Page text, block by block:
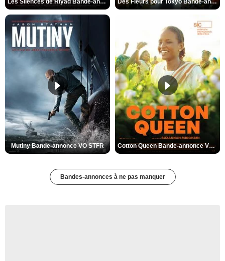
Les Silences de Riyad Bande-annonce VO STFR Des Fleurs pour Tokyo Bande-annonce VO STFR
Mutiny Bande-annonce VO STFR Cotton Queen Bande-annonce VO STFR
Bandes-annonces à ne pas manquer